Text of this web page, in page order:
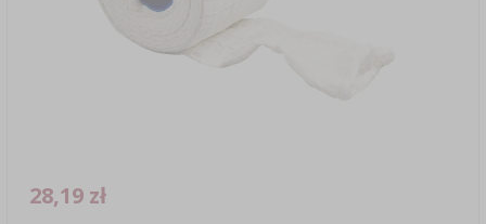
28,19 zł